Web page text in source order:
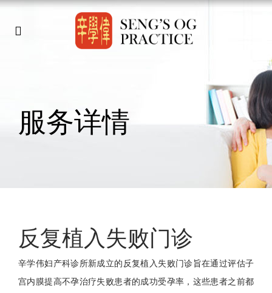
服务详情
反复植入失败门诊
辛学伟妇产科诊所新成立的反复植入失败门诊旨在通过评估子
宫内膜提高不孕治疗失败患者的成功受孕率，这些患者之前都